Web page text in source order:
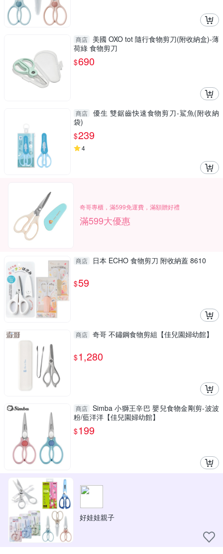
商店
美國 OXO tot 隨行食物剪刀(附收納盒)-薄
荷綠 食物剪刀
$690
商店
優生 雙鋸齒快速食物剪刀-鯊魚(附收納
袋)
$239
4
奇哥專櫃，滿599免運費，滿額贈好禮
滿599大優惠
商店 日本 ECHO 食物剪刀 附收納蓋 8610
$59
商店 奇哥 不鏽鋼食物剪組【佳兒園婦幼館】
$1,280
商店 Simba 小獅王辛巴 嬰兒食物金剛剪-波波
粉/藍洋洋【佳兒園婦幼館】
$199
好娃娃親子